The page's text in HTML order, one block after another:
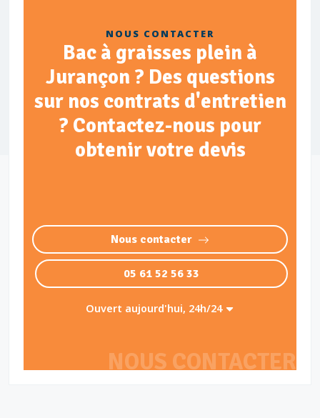
NOUS CONTACTER
NOUS CONTACTER
Bac à graisses plein à
Jurançon ? Des questions
sur nos contrats d'entretien
? Contactez-nous pour
obtenir votre devis
Nous contacter
05 61 52 56 33
Ouvert aujourd'hui, 24h/24